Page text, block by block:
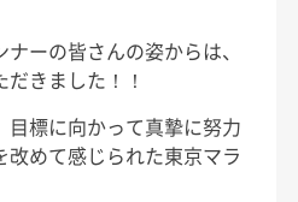
ーの皆さんの姿からは、
きました！！
標に向かって真摯に努力
めて感じられた東京マラ